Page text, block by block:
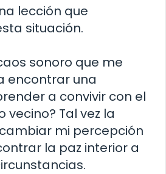
lección que
situación.
sonoro que me
encontrar una
a convivir con el
Tal vez la
mi percepción
la paz interior a